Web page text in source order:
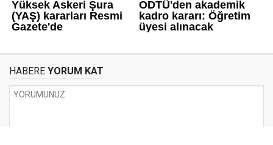
HABERE YORUM KAT